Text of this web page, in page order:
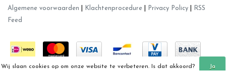
Algemene voorwaarden
Klachtenprocedure Privacy Policy
RSS
Feed
Wij slaan cookies op om onze website te verbeteren. Is dat akkoord? Ja